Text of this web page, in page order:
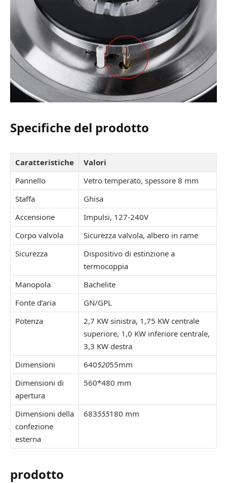
Specifiche del prodotto
Caratteristiche
Valori
Pannello
Vetro temperato, spessore 8 mm
Staffa
Ghisa
Accensione
Impulsi, 127-240V
Corpo valvola
Sicurezza valvola, albero in rame
Sicurezza
Dispositivo di estinzione a
termocoppia
Manopola
Bachelite
Fonte d’aria
GN/GPL
Potenza
2,7 KW sinistra, 1,75 KW centrale
superiore, 1,0 KW inferiore centrale,
3,3 KW destra
Dimensioni
64052055mm
Dimensioni di
apertura
560*480 mm
Dimensioni della
confezione
esterna
683555180 mm
prodotto